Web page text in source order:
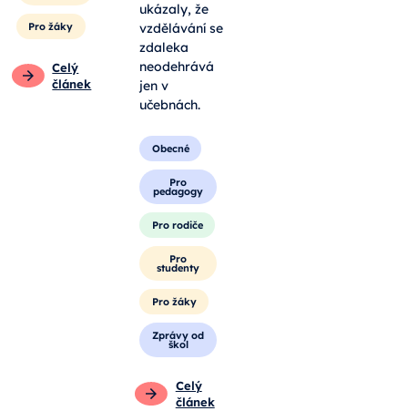
Pro žáky
Celý
článek
ukázaly, že
vzdělávání se
zdaleka
neodehrává
jen v
učebnách.
Obecné
Pro
pedagogy
Pro rodiče
Pro
studenty
Pro žáky
Zprávy od
škol
Celý
článek